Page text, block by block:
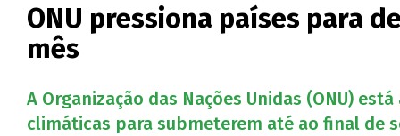
ONU pressiona países para
mês
A Organização das Nações Unidas (ONU)
climáticas para submeterem até ao final de